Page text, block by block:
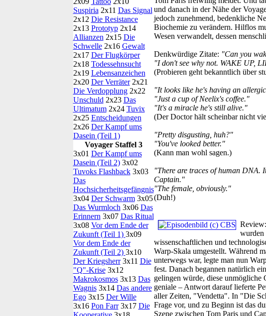
Suspiria 2x11 Das Signal
2x12 Die Resistance
2x13 Prototyp2x14
Allianzen 2x15 Die
Schwelle2x16 Gewalt
2x17 Der Flugkörper
2x18 Todessehnsucht
2x19 Lebensanzeichen
2x20 Der Verräter2x21
Die Verdopplung2x22
Unschuld 2x23 Das
Ultimatum2x24 Tuvix
2x25 Entscheidungen
2x26 Der Kampf ums
Dasein (Teil 1)
Voyager Staffel 3
3x01 Der Kampf ums
Dasein (Teil 2)3x02
Tuvoks Flashback3x03
Das
Hochsicherheitsgefängnis
3x04 Der Schwarm3x05
Das Wurmloch 3x06 Das
Erinnern 3x07 Das Ritual
3x08 Vor dem Ende der
Zukunft (Teil 1) 3x09
Vor dem Ende der
Zukunft (Teil 2) 3x10
Der Kriegsherr3x11 Die
"Q"-Krise3x12
Makrokosmos3x13 Das
Wagnis3x14 Das andere
Ego3x15 Der Wille
3x16 Pon Farr3x17 Die
und danach in der Nähe der
jedoch zunehmend, bedenkliche
Biochemie zu verändern. Hilflos
Wesen verwandelt, dessen
Denkwürdige Zitate: "Can you
"I don't see why not. WAKE UP,
(Probieren geht bekanntlich über
"It looks like he's having an
"Just a cup of Neelix's coffee."
"It's a miracle he's still alive."
(Der Doctor hält scheinbar nicht
"Pretty disgusting, huh?"
"You've looked better."
(Kann man wohl sagen.)
"There are traces of human DNA.
Captain."
"The female, obviously."
(Duh!)
Review:
wurden
wissenschaftlichen und
Warp-Skala umgestellt. Während
unterwegs war, legte man nun
fest. Danach begannen natürlich
gelingen würde, diese unmögliche
geniale – Antwort darauf lieferte
aller Zeiten, "Vendetta". In "Die
Frage vor, und zu Beginn ist das
Szene zwischen Tom Paris und